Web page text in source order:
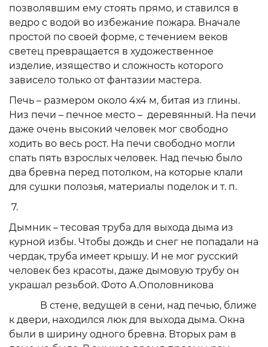
позволявшим ему стоять прямо, и ставился в
ведро с водой во избежание пожара. Вначале
простой по своей форме, с течением веков
светец превращается в художественное
изделие, изящество и сложность которого
зависело только от фантазии мастера.
Печь – размером около 4х4 м, битая из глины.
Низ печи – печное место – деревянный. На печи
даже очень высокий человек мог свободно
ходить во весь рост. На печи свободно могли
спать пять взрослых человек. Над печью было
два бревна перед потолком, на которые клали
для сушки полозья, материалы поделок и т. п.
7.
Дымник – тесовая труба для выхода дыма из
курной избы. Чтобы дождь и снег не попадали на
чердак, труба имеет крышу. И не мог русский
человек без красоты, даже дымовую трубу он
украшал резьбой. Фото А.Ополовникова
В стене, ведущей в сени, над печью, ближе
к двери, находился люк для выхода дыма. Окна
были в ширину одного бревна. Вторых рам в